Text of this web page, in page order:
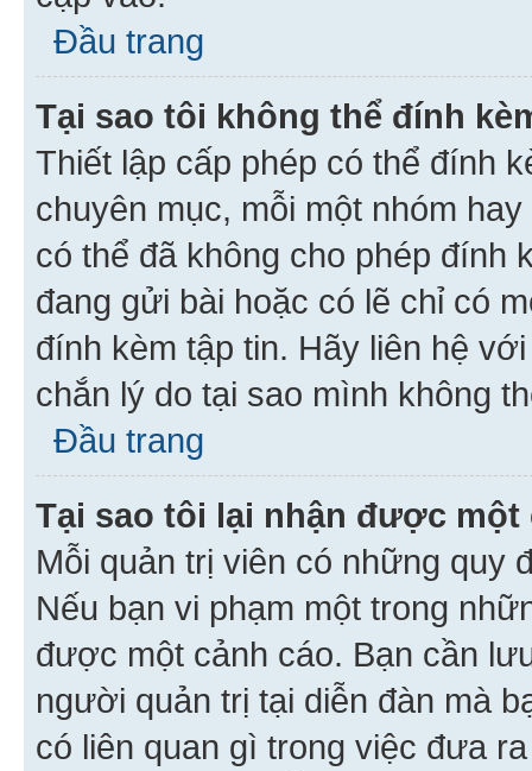
Đầu trang
Tại sao tôi không thể đính
Thiết lập cấp phép có thể đính
chuyên mục, mỗi một nhóm
có thể đã không cho phép đính
đang gửi bài hoặc có lẽ chỉ có
đính kèm tập tin. Hãy liên hệ
chắn lý do tại sao mình không
Đầu trang
Tại sao tôi lại nhận được một
Mỗi quản trị viên có những quy
Nếu bạn vi phạm một trong
được một cảnh cáo. Bạn cần
người quản trị tại diễn đàn mà
có liên quan gì trong việc đưa